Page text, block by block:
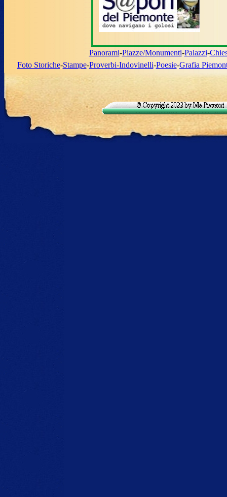
Panorami-Piazze/Monumenti-Palazzi-
Foto Storiche-Stampe-Proverbi-Indovinelli-Poesie-Grafia